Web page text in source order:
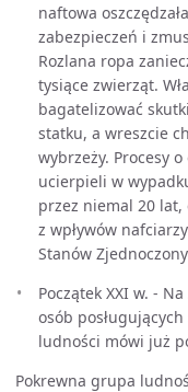
naftowa
zabezpieczeń i
Rozlana ropa
tysiące zwierząt.
bagatelizować
statku, a wreszcie
wybrzeży. Procesy
ucierpieli w
przez niemal 20 lat,
z wpływów
Stanów
Początek XXI w. -
osób
ludności mówi już
Pokrewna grupa